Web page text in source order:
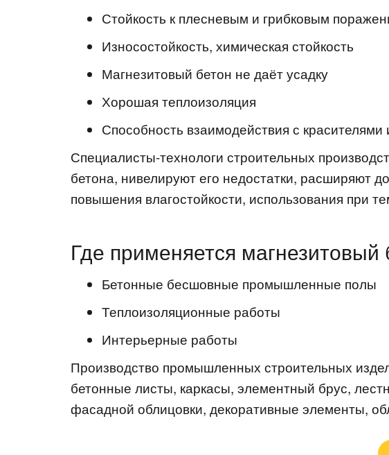
Стойкость к плесневым и грибковым
Износостойкость, химическая стойкость
Магнезитовый бетон не даёт усадку
Хорошая теплоизоляция
Способность взаимодействия с красителями
Специалисты-технологи строительных
бетона, нивелируют его недостатки, расширяют
повышения влагостойкости, использования при
Где применяется
Бетонные бесшовные промышленные полы
Теплоизоляционные работы
Интерьерные работы
Производство промышленных строительных
бетонные листы, каркасы, элементный брус,
фасадной облицовки, декоративные элементы,